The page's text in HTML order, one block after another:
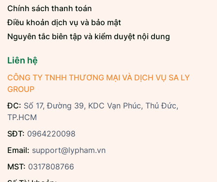
Chính sách thanh toán
Điều khoản dịch vụ và bảo mật
Nguyên tắc biên tập và kiểm duyệt nội dung
Liên hệ
CÔNG TY TNHH THƯƠNG MẠI VÀ DỊCH VỤ SA LY
GROUP
ĐC: Số 17, Đường 39, KDC Vạn Phúc, Thủ Đức,
TP.HCM
SĐT: 0964220098
Email: support@lypham.vn
MST: 0317808766